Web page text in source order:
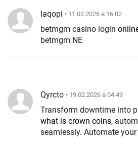
Iaqopi • 11.02.2026 в 16:02
betmgm casino login
betmgm NE
Qyrcto • 19.02.2026 в 04:49
Transform downtime into
what is crown coins,
seamlessly. Automate